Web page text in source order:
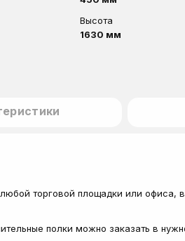
Высота
1630 мм
торговой площадки или офиса,
полки можно заказать в